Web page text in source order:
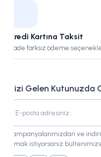
Kredi Kartına Taksit
Vade farksız ödeme
Bizi Gelen
Kampanyalarımızdan ve
olmak istiyorsanız